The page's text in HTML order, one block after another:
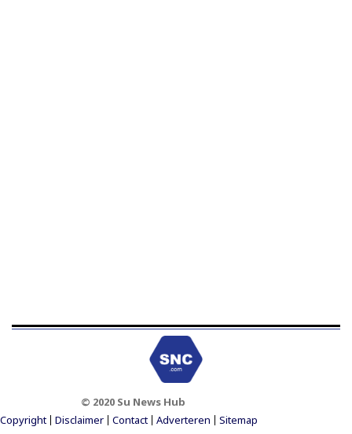
© 2020 Su News Hub
Footer Menu
Copyright Disclaimer Contact Adverteren Sitemap